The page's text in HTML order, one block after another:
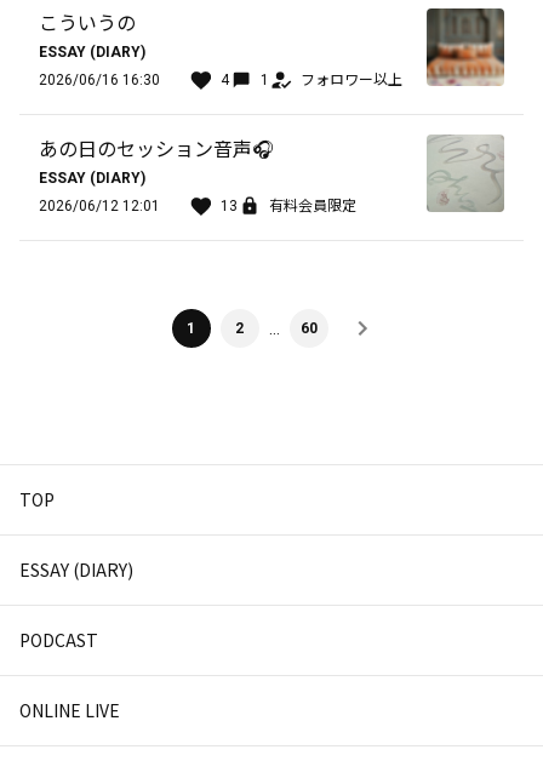
こういうの
ESSAY (DIARY)
2026/06/16 16:30
4 1 フォロワー以上
あの日のセッション音声🎧
ESSAY (DIARY)
2026/06/12 12:01
13 有料会員限定
1 2 60
TOP
ESSAY (DIARY)
PODCAST
ONLINE LIVE